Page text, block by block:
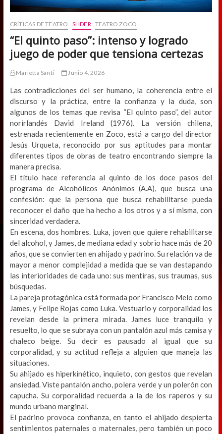
CRÍTICAS DE TEATRO SLIDER TEATRO ZOCO
“El quinto paso”: intenso y logrado
juego de poder que tensiona certezas
Marietta Santi Junio 4, 2026
Las contradicciones del ser humano, la coherencia entre el
discurso y la práctica, entre la confianza y la duda, son
algunos de los temas que revisa “El quinto paso”, del autor
norirlandés David Ireland (1976). La versión chilena,
estrenada recientemente en Zoco, está a cargo del director
Jesús Urqueta, reconocido por sus aptitudes para montar
diferentes tipos de obras de teatro encontrando siempre la
manera precisa.
El título hace referencia al quinto de los doce pasos del
programa de Alcohólicos Anónimos (A.A), que busca una
confesión: que la persona que busca rehabilitarse pueda
reconocer el daño que ha hecho a los otros y a sí misma, con
sinceridad verdadera.
En escena, dos hombres. Luka, joven que quiere rehabilitarse
del alcohol, y James, de mediana edad y sobrio hace más de 20
años, que se convierten en ahijado y padrino. Su relación va de
mayor a menor complejidad a medida que se van destapando
las interioridades de cada uno: sus mentiras, sus traumas, sus
búsquedas.
La pareja protagónica está formada por Francisco Melo como
James, y Felipe Rojas como Luka. Vestuario y corporalidad los
revelan desde la primera mirada. James luce tranquilo y
resuelto, lo que se subraya con un pantalón azul más camisa y
chaleco beige. Su decir es pausado al igual que su
corporalidad, y su actitud refleja a alguien que maneja las
situaciones.
Su ahijado es hiperkinético, inquieto, con gestos que revelan
ansiedad. Viste pantalón ancho, polera verde y un polerón con
capucha. Su corporalidad recuerda a la de los raperos y su
mundo urbano marginal.
El padrino provoca confianza, en tanto el ahijado despierta
sentimientos paternales o maternales, pero también un poco